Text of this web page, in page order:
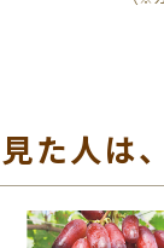
た人は